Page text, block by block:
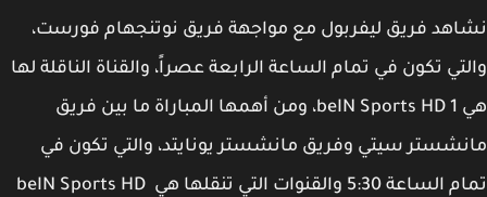
فريق ليفربول مع مواجهة فريق نوتنجهام فورست،
تكون في تمام الساعة الرابعة عصراً، والقناة الناقلة لها
هي beIN Sports HD 1، ومن أهمها المباراة ما بين فريق
سيتي وفريق مانشستر يونايتد، والتي تكون في
تمام الساعة 5:30 والقنوات التي تنقلها هي beIN Sports HD